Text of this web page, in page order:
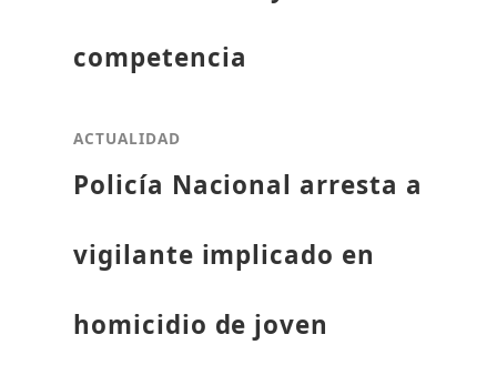
competencia
ACTUALIDAD
Policía Nacional arresta a
vigilante implicado en
homicidio de joven